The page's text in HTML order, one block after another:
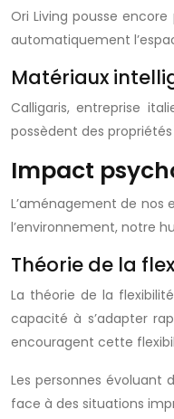
Ori Living pousse
automatiquement
Matériaux
Calligaris, entreprise
possèdent des
Impact
L’aménagement de
l’environnement, notre
Théorie de la
La théorie de la
capacité à s’adapter
encouragent cette
Les personnes évoluant
face à des situations